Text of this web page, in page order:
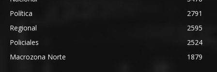
Política
2791
Regional
2595
Policiales
2524
Macrozona Norte
1879